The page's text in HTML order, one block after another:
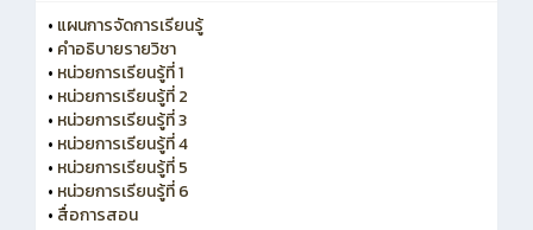
• แผนการจัดการเรียนรู้
• คำอธิบายรายวิชา
• หน่วยการเรียนรู้ที่ 1
• หน่วยการเรียนรู้ที่ 2
• หน่วยการเรียนรู้ที่ 3
• หน่วยการเรียนรู้ที่ 4
• หน่วยการเรียนรู้ที่ 5
• หน่วยการเรียนรู้ที่ 6
• สื่อการสอน